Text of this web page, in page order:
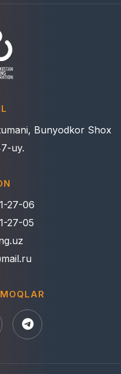
Bunyodkor Shox
uy.
27-06
27-05